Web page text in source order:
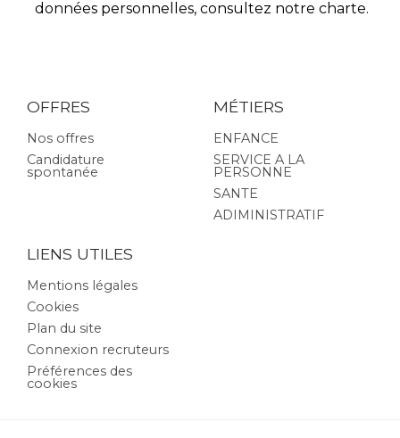
données personnelles, consultez notre charte.
OFFRES
Nos offres
Candidature
spontanée
MÉTIERS
ENFANCE
SERVICE A LA
PERSONNE
SANTE
ADIMINISTRATIF
LIENS UTILES
Mentions légales
Cookies
Plan du site
Connexion recruteurs
Préférences des
cookies